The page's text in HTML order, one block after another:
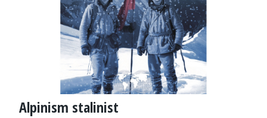
Alpinism stalinist